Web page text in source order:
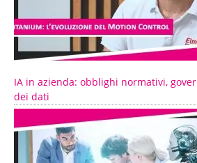
IA in azienda: obblighi normativi,
dei dati